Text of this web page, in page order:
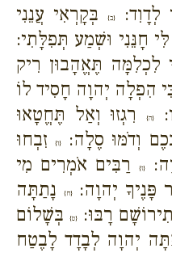
לְדָוִד: {ב}
בְּקָרְאִי עֲנֵנִי
חָנֵּנִי וּשְׁמַע תְּפִלָּתִי:
לִכְלִמָּה תֶּאֱהָבוּן רִיק
הִפְלָה יְהוָה חָסִיד לוֹ
{ה}רִגְזוּ וְאַל תֶּחֱטָאוּ
וְדֹמּוּ סֶלָה:
{ו}זִבְחוּ
{ז}
רַבִּים אֹמְרִים מִי
פָּנֶיךָ יְהוָה:{ח}
נָתַתָּה
רָבּוּ:
{ט}בְּשָׁלוֹם
יְהוָה לְבָדָד לָבֶטַח